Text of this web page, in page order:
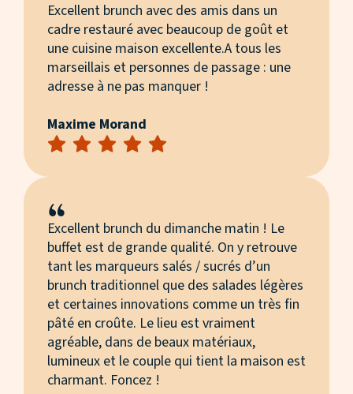
Excellent brunch avec des amis dans un
cadre restauré avec beaucoup de goût et
une cuisine maison excellente.A tous les
marseillais et personnes de passage : une
adresse à ne pas manquer !
Maxime Morand
Excellent brunch du dimanche matin ! Le
buffet est de grande qualité. On y retrouve
tant les marqueurs salés / sucrés d’un
brunch traditionnel que des salades légères
et certaines innovations comme un très fin
pâté en croûte. Le lieu est vraiment
agréable, dans de beaux matériaux,
lumineux et le couple qui tient la maison est
charmant. Foncez !